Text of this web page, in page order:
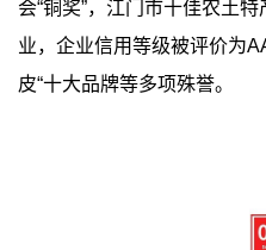
会“铜奖”，江门市十佳农土
业，企业信用等级被评价为
皮“十大品牌等多项殊誉。